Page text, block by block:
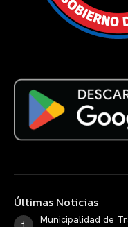
Últimas Noticias
Municipalidad de